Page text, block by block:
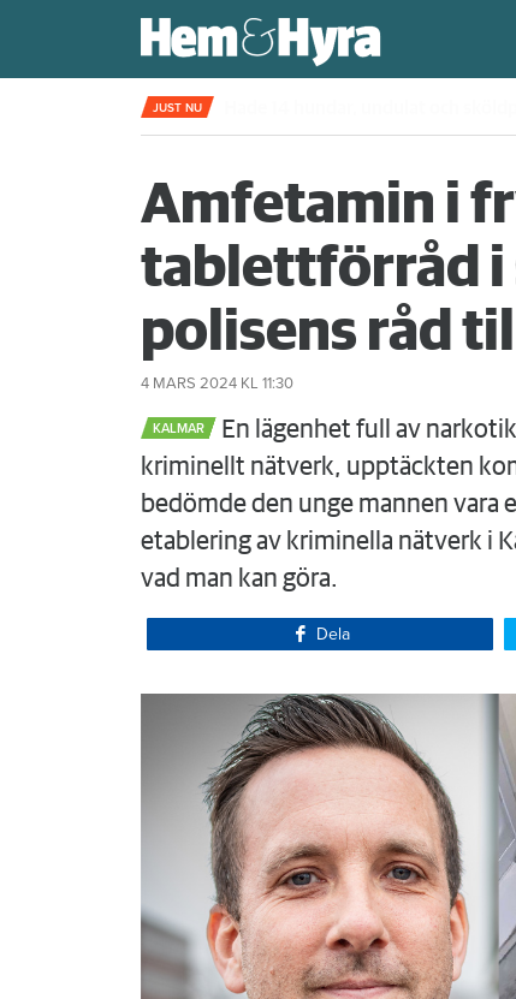
JUST NU
Amfetamin i
tablettförråd i
polisens råd
4 MARS 2024 KL 11:30
KALMAR
En lägenhet full av
kriminellt nätverk, upptäckten
bedömde den unge mannen vara
etablering av kriminella nätverk i
vad man kan göra.
Dela